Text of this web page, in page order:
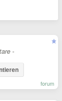
-
forum